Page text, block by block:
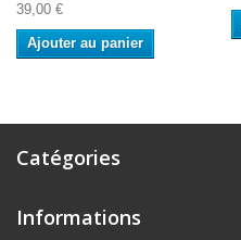
39,00 €
Ajouter au panier
Catégories
Informations